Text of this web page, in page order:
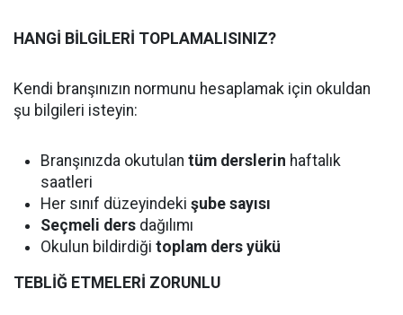
HANGİ BİLGİLERİ TOPLAMALISINIZ?
Kendi branşınızın normunu hesaplamak için okuldan
şu bilgileri isteyin:
Branşınızda okutulan tüm derslerin haftalık
saatleri
Her sınıf düzeyindeki şube sayısı
Seçmeli ders dağılımı
Okulun bildirdiği toplam ders yükü
TEBLİĞ ETMELERİ ZORUNLU